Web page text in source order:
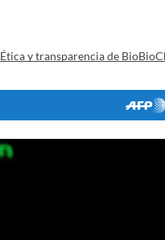
Ética y transparencia de